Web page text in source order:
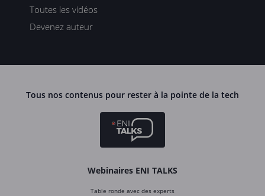
Toutes les vidéos
Devenez auteur
Tous nos contenus pour rester à la pointe de la tech
Webinaires ENI TALKS
Table ronde avec des experts